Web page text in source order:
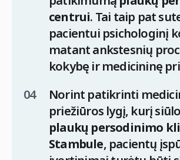
centrui. Tai taip pat
pacientui psichologinį
matant ankstesnių
kokybę ir medicininę
Norint patikrinti
priežiūros lygį, kurį siūlo
plaukų persodinimo
Stambule, pacientų